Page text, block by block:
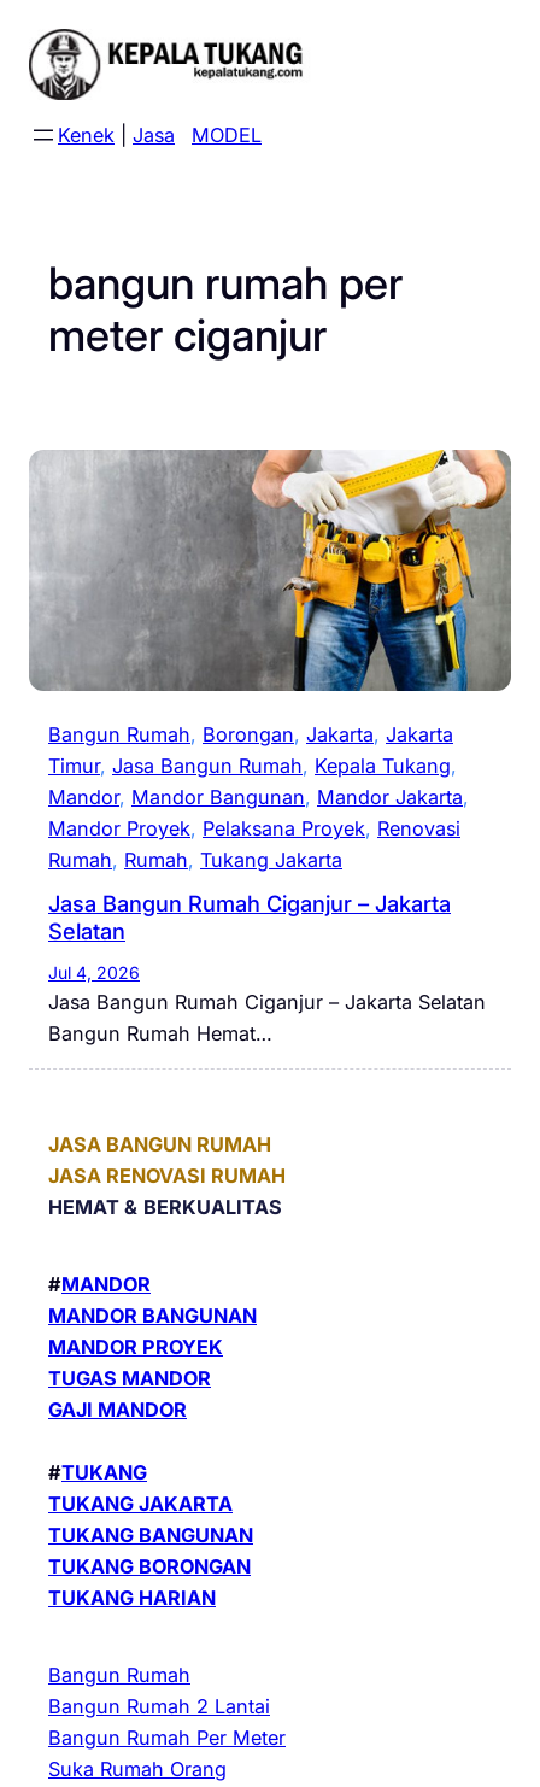
content
Kenek Jasa MODEL
bangun rumah per
meter ciganjur
Bangun Rumah, Borongan, Jakarta, Jakarta
Timur, Jasa Bangun Rumah, Kepala Tukang
Mandor, Mandor Bangunan, Mandor Jakarta
Mandor Proyek, Pelaksana Proyek, Renovasi
Rumah, Rumah, Tukang Jakarta
Jasa Bangun Rumah Ciganjur – Jakarta
Selatan
Jul 4, 2026
Jasa Bangun Rumah Ciganjur – Jakarta Selatan
Bangun Rumah Hemat…
JASA BANGUN RUMAH
JASA RENOVASI RUMAH
HEMAT & BERKUALITAS
#MANDOR
MANDOR BANGUNAN
MANDOR PROYEK
TUGAS MANDOR
GAJI MANDOR
#TUKANG
TUKANG JAKARTA
TUKANG BANGUNAN
TUKANG BORONGAN
TUKANG HARIAN
Bangun Rumah
Bangun Rumah 2 Lantai
Bangun Rumah Per Meter
Suka Rumah Orang